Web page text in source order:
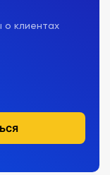
клиентах